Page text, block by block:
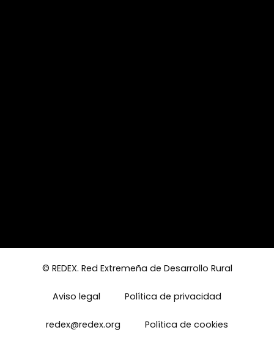
© REDEX. Red Extremeña de Desarrollo Rural
Aviso legal Política de privacidad
redex@redex.org Política de cookies